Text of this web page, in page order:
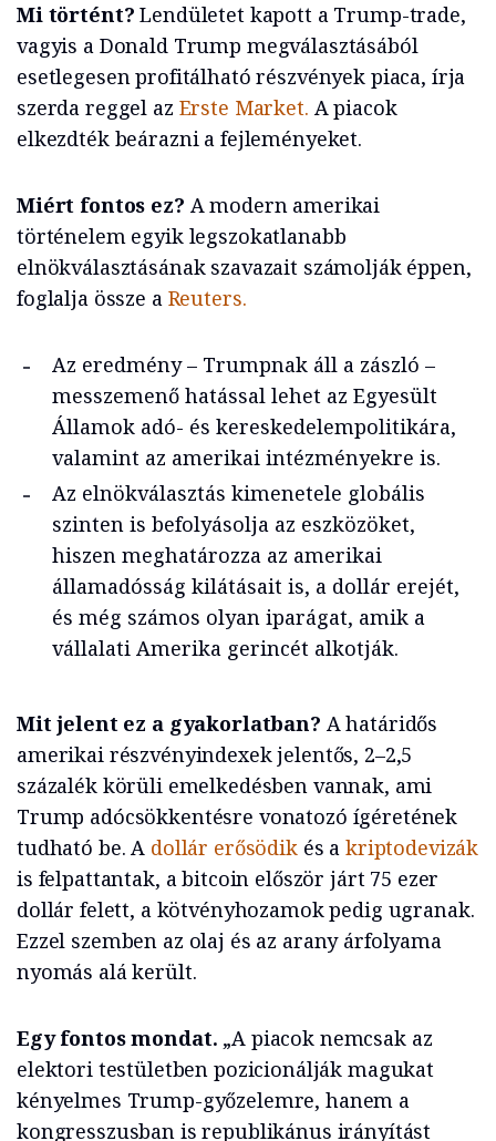
Mi történt? Lendületet kapott a Trump-trade,
vagyis a Donald Trump megválasztásából
esetlegesen profitálható részvények piaca, írja
szerda reggel az Erste Market. A piacok
elkezdték beárazni a fejleményeket.
Miért fontos ez? A modern amerikai
történelem egyik legszokatlanabb
elnökválasztásának szavazait számolják éppen,
foglalja össze a Reuters.
Az eredmény – Trumpnak áll a zászló –
messzemenő hatással lehet az Egyesült
Államok adó- és kereskedelempolitikára,
valamint az amerikai intézményekre is.
Az elnökválasztás kimenetele globális
szinten is befolyásolja az eszközöket,
hiszen meghatározza az amerikai
államadósság kilátásait is, a dollár erejét,
és még számos olyan iparágat, amik a
vállalati Amerika gerincét alkotják.
Mit jelent ez a gyakorlatban? A határidős
amerikai részvényindexek jelentős, 2–2,5
százalék körüli emelkedésben vannak, ami
Trump adócsökkentésre vonatozó ígéretének
tudható be. A dollár erősödikés a kriptodevizák
is felpattantak, a bitcoin először járt 75 ezer
dollár felett, a kötvényhozamok pedig ugranak.
Ezzel szemben az olaj és az arany árfolyama
nyomás alá került.
Egy fontos mondat. „A piacok nemcsak az
elektori testületben pozicionálják magukat
kényelmes Trump-győzelemre, hanem a
kongresszusban is republikánus irányítást